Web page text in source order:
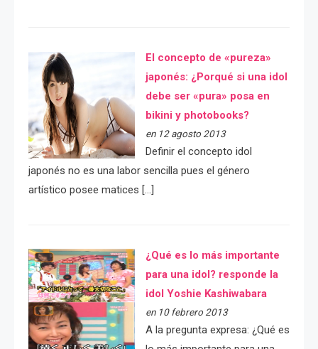
El concepto de «pureza»
japonés: ¿Porqué si una idol
debe ser «pura» posa en
bikini y photobooks?
en 12 agosto 2013
Definir el concepto idol
japonés no es una labor sencilla pues el género
artístico posee matices […]
¿Qué es lo más importante
para una idol? responde la
idol Yoshie Kashiwabara
en 10 febrero 2013
A la pregunta expresa: ¿Qué es